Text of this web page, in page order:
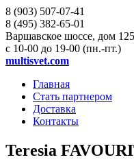
8 (903) 507-07-41
8 (495) 382-65-01
Варшавское шоссе, дом
с 10-00 до 19-00 (пн.-пт.)
multisvet.com
Главная
Стать партнером
Доставка
Контакты
Teresia